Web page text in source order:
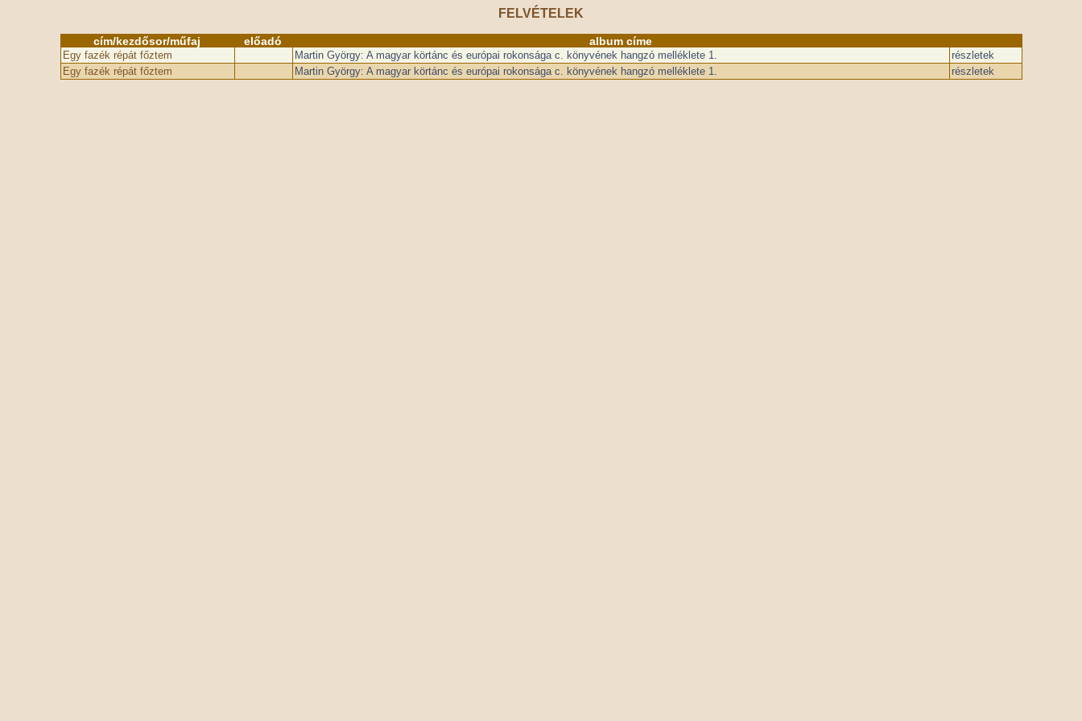
FELVÉTELEK
cím/kezdősor/műfaj előadó album címe
Egy fazék répát főztem Martin György: A magyar körtánc és európai rokonsága c. könyvének hangzó melléklete 1.
részletek
Egy fazék répát főztem
Martin György: A magyar körtánc és európai rokonsága c. könyvének hangzó melléklete 1. részletek